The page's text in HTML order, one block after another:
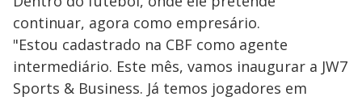
continuar, agora como empresário.
"Estou cadastrado na CBF como agente
intermediário. Este mês, vamos inaugurar a JW7
Sports & Business. Já temos jogadores em